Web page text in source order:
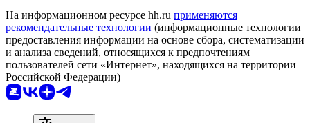
На информационном ресурсе hh.ru применяются
рекомендательные технологии (информационные технологии
предоставления информации на основе сбора, систематизации
и анализа сведений, относящихся к предпочтениям
пользователей сети «Интернет», находящихся на территории
Российской Федерации)